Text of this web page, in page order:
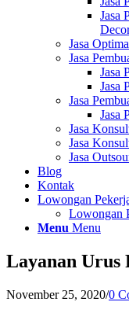
Jasa
Jasa
Jasa
Jasa
Jasa
Jasa
Jasa
Jasa
Jasa
Jasa
Blog
Kontak
Lowongan
Lowongan
Menu Menu
Layanan Urus
November 25, 2020/0